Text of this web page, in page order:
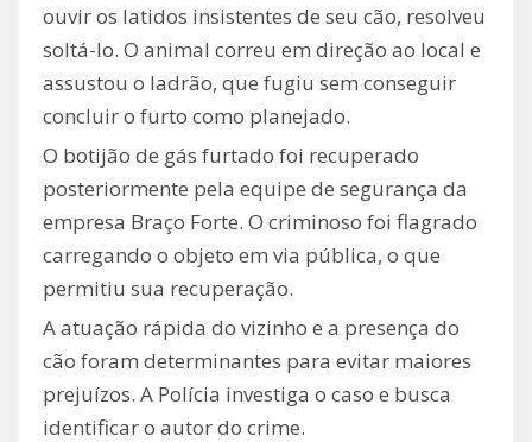
ouvir os latidos insistentes de seu cão, resolveu
soltá-lo. O animal correu em direção ao local e
assustou o ladrão, que fugiu sem conseguir
concluir o furto como planejado.
O botijão de gás furtado foi recuperado
posteriormente pela equipe de segurança da
empresa Braço Forte. O criminoso foi flagrado
carregando o objeto em via pública, o que
permitiu sua recuperação.
A atuação rápida do vizinho e a presença do
cão foram determinantes para evitar maiores
prejuízos. A Polícia investiga o caso e busca
identificar o autor do crime.